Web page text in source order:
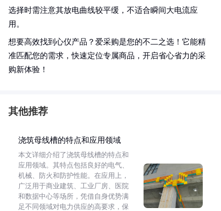
选择时需注意其放电曲线较平缓，不适合瞬间大电流应
用。
想要高效找到心仪产品？爱采购是您的不二之选！它能精
准匹配您的需求，快速定位专属商品，开启省心省力的采
购新体验！
其他推荐
浇筑母线槽的特点和应用领域
本文详细介绍了浇筑母线槽的特点和
应用领域。其特点包括良好的电气、
机械、防火和防护性能。在应用上，
广泛用于商业建筑、工业厂房、医院
和数据中心等场所，凭借自身优势满
足不同领域对电力供应的高要求，保